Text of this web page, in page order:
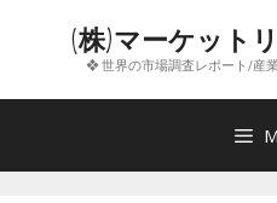
ン
(株)マーケット
❖ 世界の市場調査レポート/産